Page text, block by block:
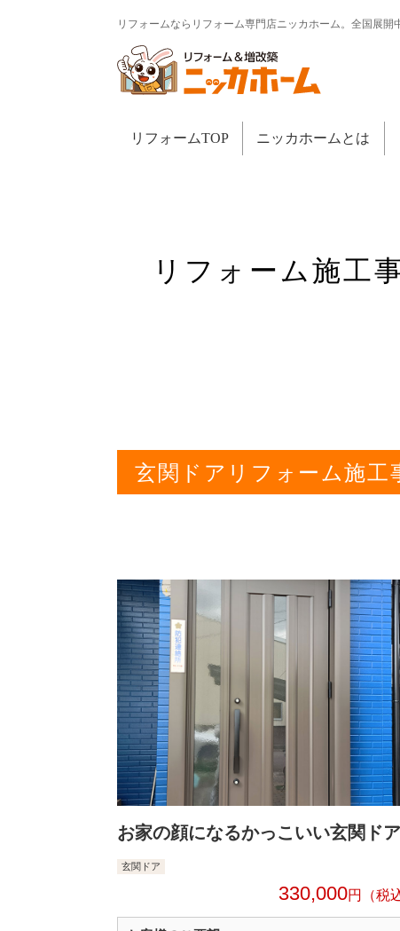
リフォームならリフォーム専門店ニッカホーム。全国展開
リフォームTOP ニッカホームとは
リフォーム施工
玄関ドアリフォーム施工
お家の顔になるかっこいい玄関ドア
玄関ドア
330,000円